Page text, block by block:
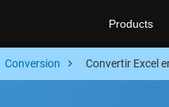
Products
Conversion Convertir Excel